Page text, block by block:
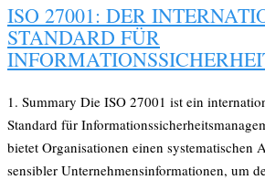
ISO 27001: DER
STANDARD FÜR
1. Summary Die ISO 27001 ist ein
Standard für
bietet Organisationen einen systematischen
sensibler Unternehmensinformationen, um